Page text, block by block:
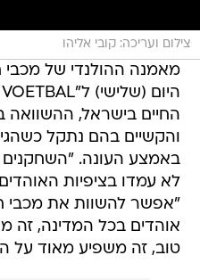
צילום ועריכה: קובי אליהו
מאמנה ההולנדי של מכבי
החיים בישראל, ההשוואה
והקשיים בהם נתקל
באמצע העונה. "השחקנים
לא עמדו בציפיות
"אפשר להשוות את מכבי
אוהדים בכל המדינה, זה
טוב, זה משפיע מאוד על